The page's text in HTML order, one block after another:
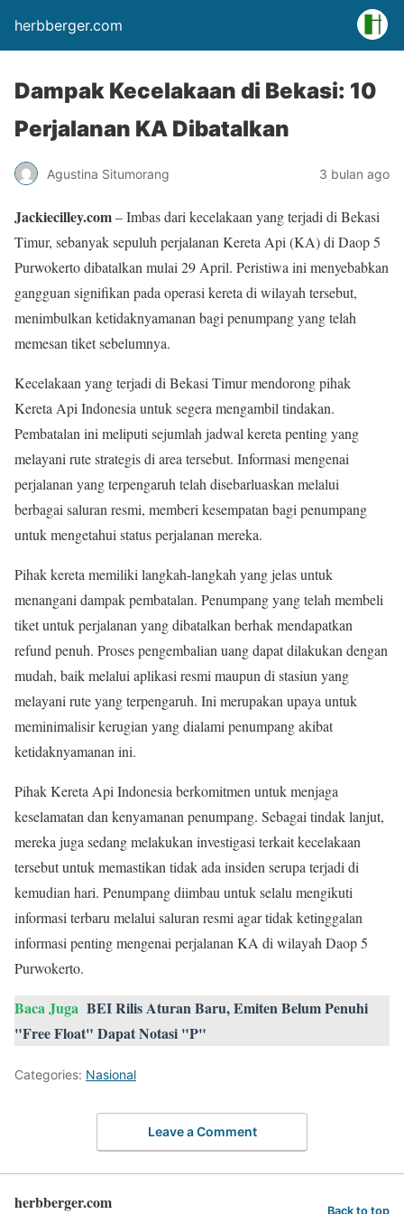
herbberger.com
Dampak Kecelakaan di Bekasi: 10
Perjalanan KA Dibatalkan
Agustina Situmorang 3 bulan ago
Jackiecilley.com– Imbas dari kecelakaan yang terjadi di Bekasi
Timur, sebanyak sepuluh perjalanan Kereta Api (KA) di Daop 5
Purwokerto dibatalkan mulai 29 April. Peristiwa ini menyebabkan
gangguan signifikan pada operasi kereta di wilayah tersebut,
menimbulkan ketidaknyamanan bagi penumpang yang telah
memesan tiket sebelumnya.
Kecelakaan yang terjadi di Bekasi Timur mendorong pihak
Kereta Api Indonesia untuk segera mengambil tindakan.
Pembatalan ini meliputi sejumlah jadwal kereta penting yang
melayani rute strategis di area tersebut. Informasi mengenai
perjalanan yang terpengaruh telah disebarluaskan melalui
berbagai saluran resmi, memberi kesempatan bagi penumpang
untuk mengetahui status perjalanan mereka.
Pihak kereta memiliki langkah-langkah yang jelas untuk
menangani dampak pembatalan. Penumpang yang telah membeli
tiket untuk perjalanan yang dibatalkan berhak mendapatkan
refund penuh. Proses pengembalian uang dapat dilakukan dengan
mudah, baik melalui aplikasi resmi maupun di stasiun yang
melayani rute yang terpengaruh. Ini merupakan upaya untuk
meminimalisir kerugian yang dialami penumpang akibat
ketidaknyamanan ini.
Pihak Kereta Api Indonesia berkomitmen untuk menjaga
keselamatan dan kenyamanan penumpang. Sebagai tindak lanjut,
mereka juga sedang melakukan investigasi terkait kecelakaan
tersebut untuk memastikan tidak ada insiden serupa terjadi di
kemudian hari. Penumpang diimbau untuk selalu mengikuti
informasi terbaru melalui saluran resmi agar tidak ketinggalan
informasi penting mengenai perjalanan KA di wilayah Daop 5
Purwokerto.
Baca Juga BEI Rilis Aturan Baru, Emiten Belum Penuhi
"Free Float" Dapat Notasi "P"
Categories: Nasional
Leave a Comment
herbberger.com Back to top